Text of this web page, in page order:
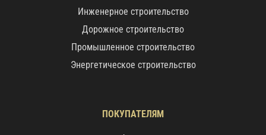
Инженерное строительство
Дорожное строительство
Промышленное строительство
Энергетическое строительство
ПОКУПАТЕЛЯМ